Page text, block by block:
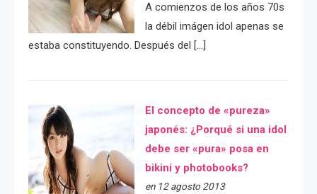
A comienzos de los años 70s
la débil imágen idol apenas se
estaba constituyendo. Después del […]
El concepto de «pureza»
japonés: ¿Porqué si una idol
debe ser «pura» posa en
bikini y photobooks?
en 12 agosto 2013